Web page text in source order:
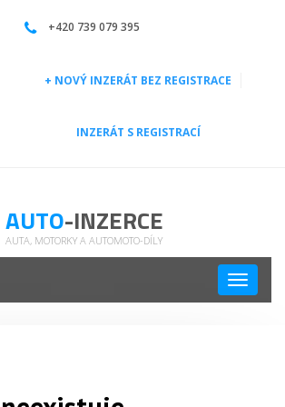
+420 739 079 395
+ NOVÝ INZERÁT BEZ REGISTRACE
INZERÁT S REGISTRACÍ
AUTO-INZERCE
AUTA, MOTORKY A AUTOMOTO-DÍLY
Toggle